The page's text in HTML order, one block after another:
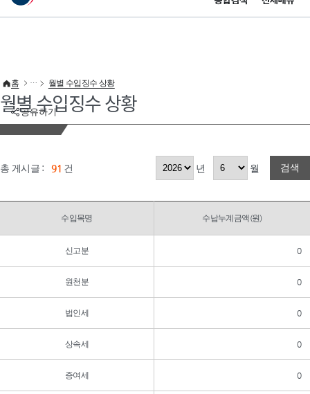
이 누리집은 대한민국 공식 전자정부 누리집입니다.
공유하기
홈 월별 수입징수 상황
월별 수입징수 상황
총 게시글 : 91 건 년 월 검색
수입목명 수납누계금액(원)
신고분 0
원천분 0
법인세 0
상속세 0
증여세 0